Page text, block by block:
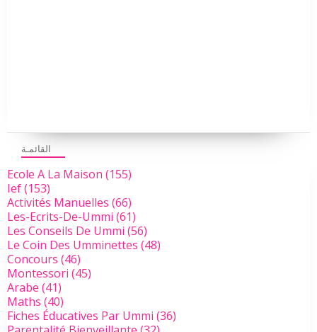
القائمـة
Ecole A La Maison (155)
Ief(153)
Activités Manuelles (66)
Les-Ecrits-De-Ummi (61)
Les Conseils De Ummi (56)
Le Coin Des Umminettes (48)
Concours (46)
Montessori (45)
Arabe (41)
Maths (40)
Fiches Éducatives Par Ummi (36)